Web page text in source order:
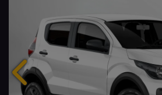
Anterior